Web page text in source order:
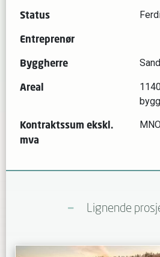
Status
Entreprenør
Byggherre
Areal
Kontraktssum ekskl.
mva
Lignende